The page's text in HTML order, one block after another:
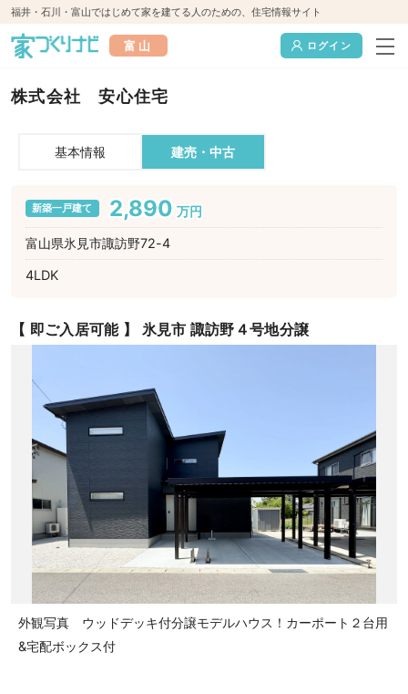
福井・石川・富山ではじめて家を建てる人のための、住宅情報サイト
富山 ログイン
株式会社 安心住宅
基本情報 建売・中古
新築一戸建て 2,890 万円
富山県氷見市諏訪野72-4
4LDK
【 即ご入居可能 】 氷見市 諏訪野４号地分譲
外観写真 ウッドデッキ付分譲モデルハウス！カーポート２台用
&宅配ボックス付